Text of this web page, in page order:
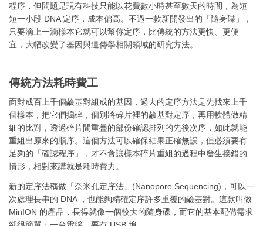
程序，但問題是現有科技只能以花費數小時甚至數天的時間，為短
短一小段 DNA 定序，成本偏高。不過一款新開發出的「隨身碟」，
只要滴上一滴樣本它就可以幫你定序，比傳統的方法更快、更便
宜，大幅改變了基因與遺傳學相關領域的研究方法。
傳統方法耗時費工
面對成百上千個鹼基對組成的基因，過去的定序方法是先找來上千
個樣本，把它們搗碎，個別將碎片裡的鹼基對定序，再用軟體做精
細的比對，透過碎片間重疊的部份確認排列的先後次序，如此就能
重組出原來的順序。這個方法可以確保結果正確無誤，但必須要有
足夠的「確認程序」，才不會讓樣本碎片重組的過程中發生接錯的
情形，相對來講就是耗時費力。
新的定序法稱做「奈米孔定序法」(Nanopore Sequencing)，可以一
次處理長串的 DNA ，也能夠精確定序許多重覆的鹼基對。這款叫做
MinION 的產品，長得就像一個較大的隨身碟，而它的基本配備需求